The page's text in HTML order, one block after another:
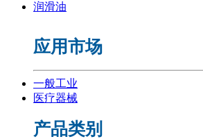
润滑油
应用市场
一般工业
医疗器械
产品类别